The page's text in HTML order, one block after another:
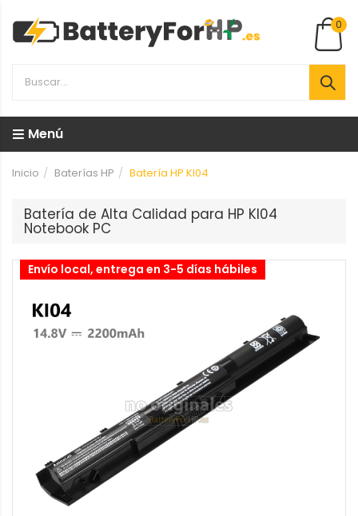
0
Menú
Inicio Baterías HP Batería HP KI04
Batería de Alta Calidad para HP KI04
Notebook PC
Envío local, entrega en 3-5 días hábiles